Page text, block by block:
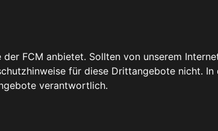
FCM anbietet. Sollten von unserem
für diese Drittangebote nicht.
verantwortlich.